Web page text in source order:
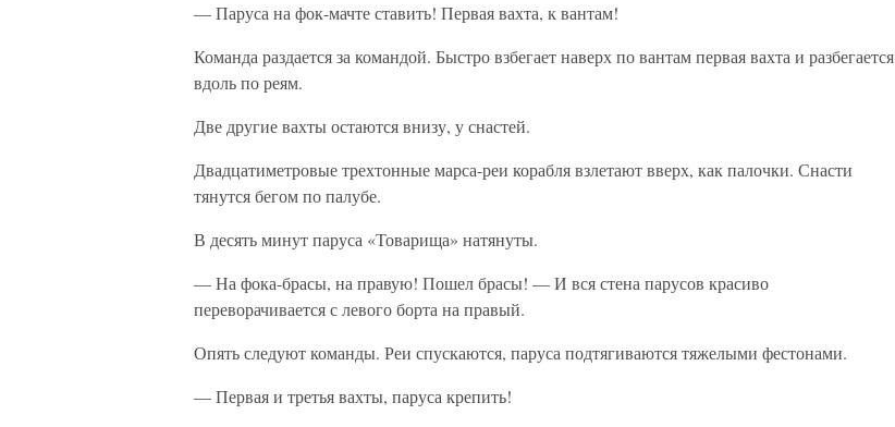
— Паруса на фок-мачте ставить! Первая вахта, к вантам!
Команда раздается за командой. Быстро взбегает наверх по вантам первая вахта и разбегается
вдоль по реям.
Две другие вахты остаются внизу, у снастей.
Двадцатиметровые трехтонные марса-реи корабля взлетают вверх, как палочки. Снасти
тянутся бегом по палубе.
В десять минут паруса «Товарища» натянуты.
— На фока-брасы, на правую! Пошел брасы! — И вся стена парусов красиво
переворачивается с левого борта на правый.
Опять следуют команды. Реи спускаются, паруса подтягиваются тяжелыми фестонами.
— Первая и третья вахты, паруса крепить!